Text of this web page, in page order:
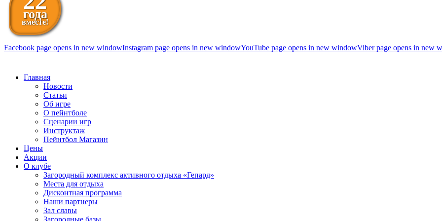
года
вместе!
Facebook page opens in new windowInstagram page opens in new windowYouTube page opens in new windowViber page opens in new
Главная
Новости
Статьи
Об игре
О пейнтболе
Сценарии игр
Инструктаж
Пейнтбол Магазин
Цены
Акции
О клубе
Загородный комплекс активного отдыха «Гепард»
Места для отдыха
Дисконтная программа
Наши партнеры
Зал славы
Загородные базы